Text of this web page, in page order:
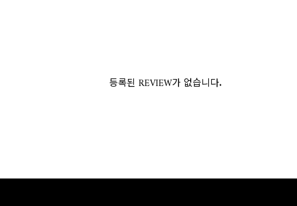
등록된 REVIEW가 없습니다.